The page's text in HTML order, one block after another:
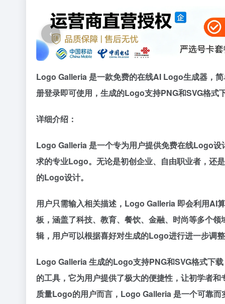
‹
Logo Galleria 是一款免费的在线AI Logo生成器，
册登录即可使用，生成的Logo支持PNG和SVG格式
详细介绍：
Logo Galleria 是一个专为用户提供免费在线Logo
求的专业Logo。无论是初创企业、自由职业者，还
的Logo设计。
用户只需输入相关描述，Logo Galleria 即会利用AI
板，涵盖了科技、教育、餐饮、金融、时尚等多个
辑，用户可以根据喜好对生成的Logo进行进一步调
Logo Galleria 生成的Logo支持PNG和SVG格式下
的工具，它为用户提供了极大的便捷性，让初学者
质量Logo的用户而言，Logo Galleria 是一个可靠而